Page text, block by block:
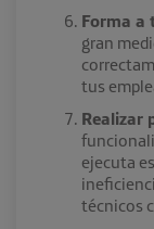
Forma a
gran
tus
Realizar
ejecuta
técnicos